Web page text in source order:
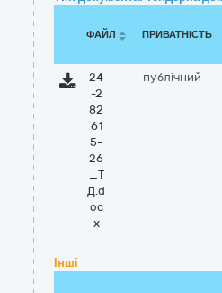
ФАЙЛ ПРИВАТНІСТЬ
24
-2
82
61
5-
26
_Т
Д.d
oc
x
публічний
Інші